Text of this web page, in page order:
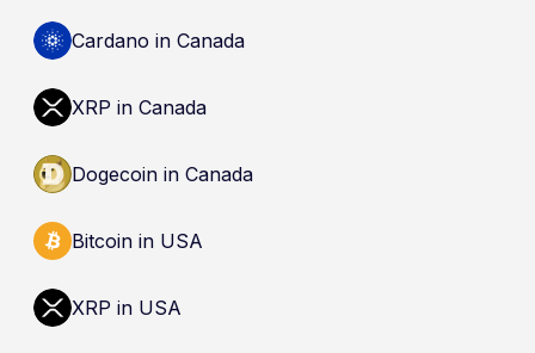
Cardano in Canada
XRP in Canada
Dogecoin in Canada
Bitcoin in USA
XRP in USA